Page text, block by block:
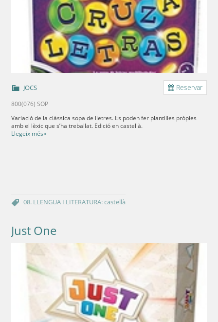
Reservar
JOCS
800(076) SOP
Variació de la clàssica sopa de lletres. Es poden fer plantilles pròpies
amb el lèxic que s’ha treballat. Edició en castellà.
Llegeix més»
08. LLENGUA I LITERATURA: castellà
Just One